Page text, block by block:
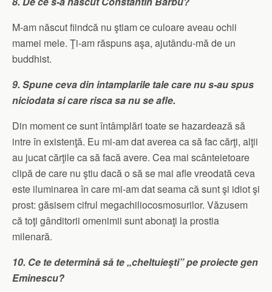
M-am născut fiindcă nu ştiam ce culoare aveau ochii
mamei mele. Ţi-am răspuns aşa, ajutându-mă de un
buddhist.
9. Spune ceva din intamplarile tale care nu s-au spus
niciodata si care risca sa nu se afle.
Din moment ce sunt întâmplări toate se hazardează să
intre în existenţă. Eu mi-am dat averea ca să fac cărţi, alţii
au jucat cărţile ca să facă avere. Cea mai scânteietoare
clipă de care nu ştiu dacă o să se mai afle vreodată ceva
este iluminarea în care mi-am dat seama că sunt şi idiot şi
prost: găsisem cifrul megachiliocosmosurilor. Văzusem
că toţi gânditorii omenimii sunt abonaţi la prostia
milenară.
10. Ce te determină să te „cheltuieşti” pe proiecte gen
Eminescu?